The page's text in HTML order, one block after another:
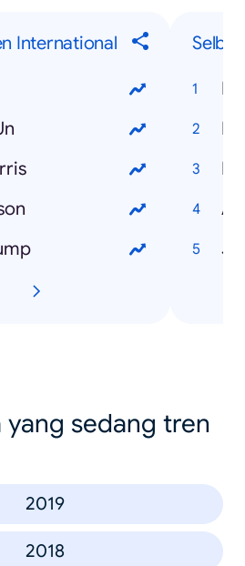
International
yang sedang tren
2019
2018